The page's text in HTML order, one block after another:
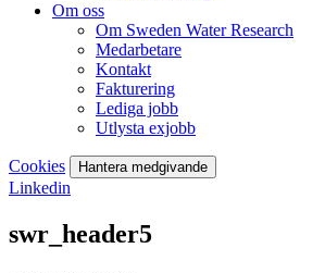
Om oss
Om Sweden Water Research
Medarbetare
Kontakt
Fakturering
Lediga jobb
Utlysta exjobb
Cookies Hantera medgivande
Linkedin
swr_header5